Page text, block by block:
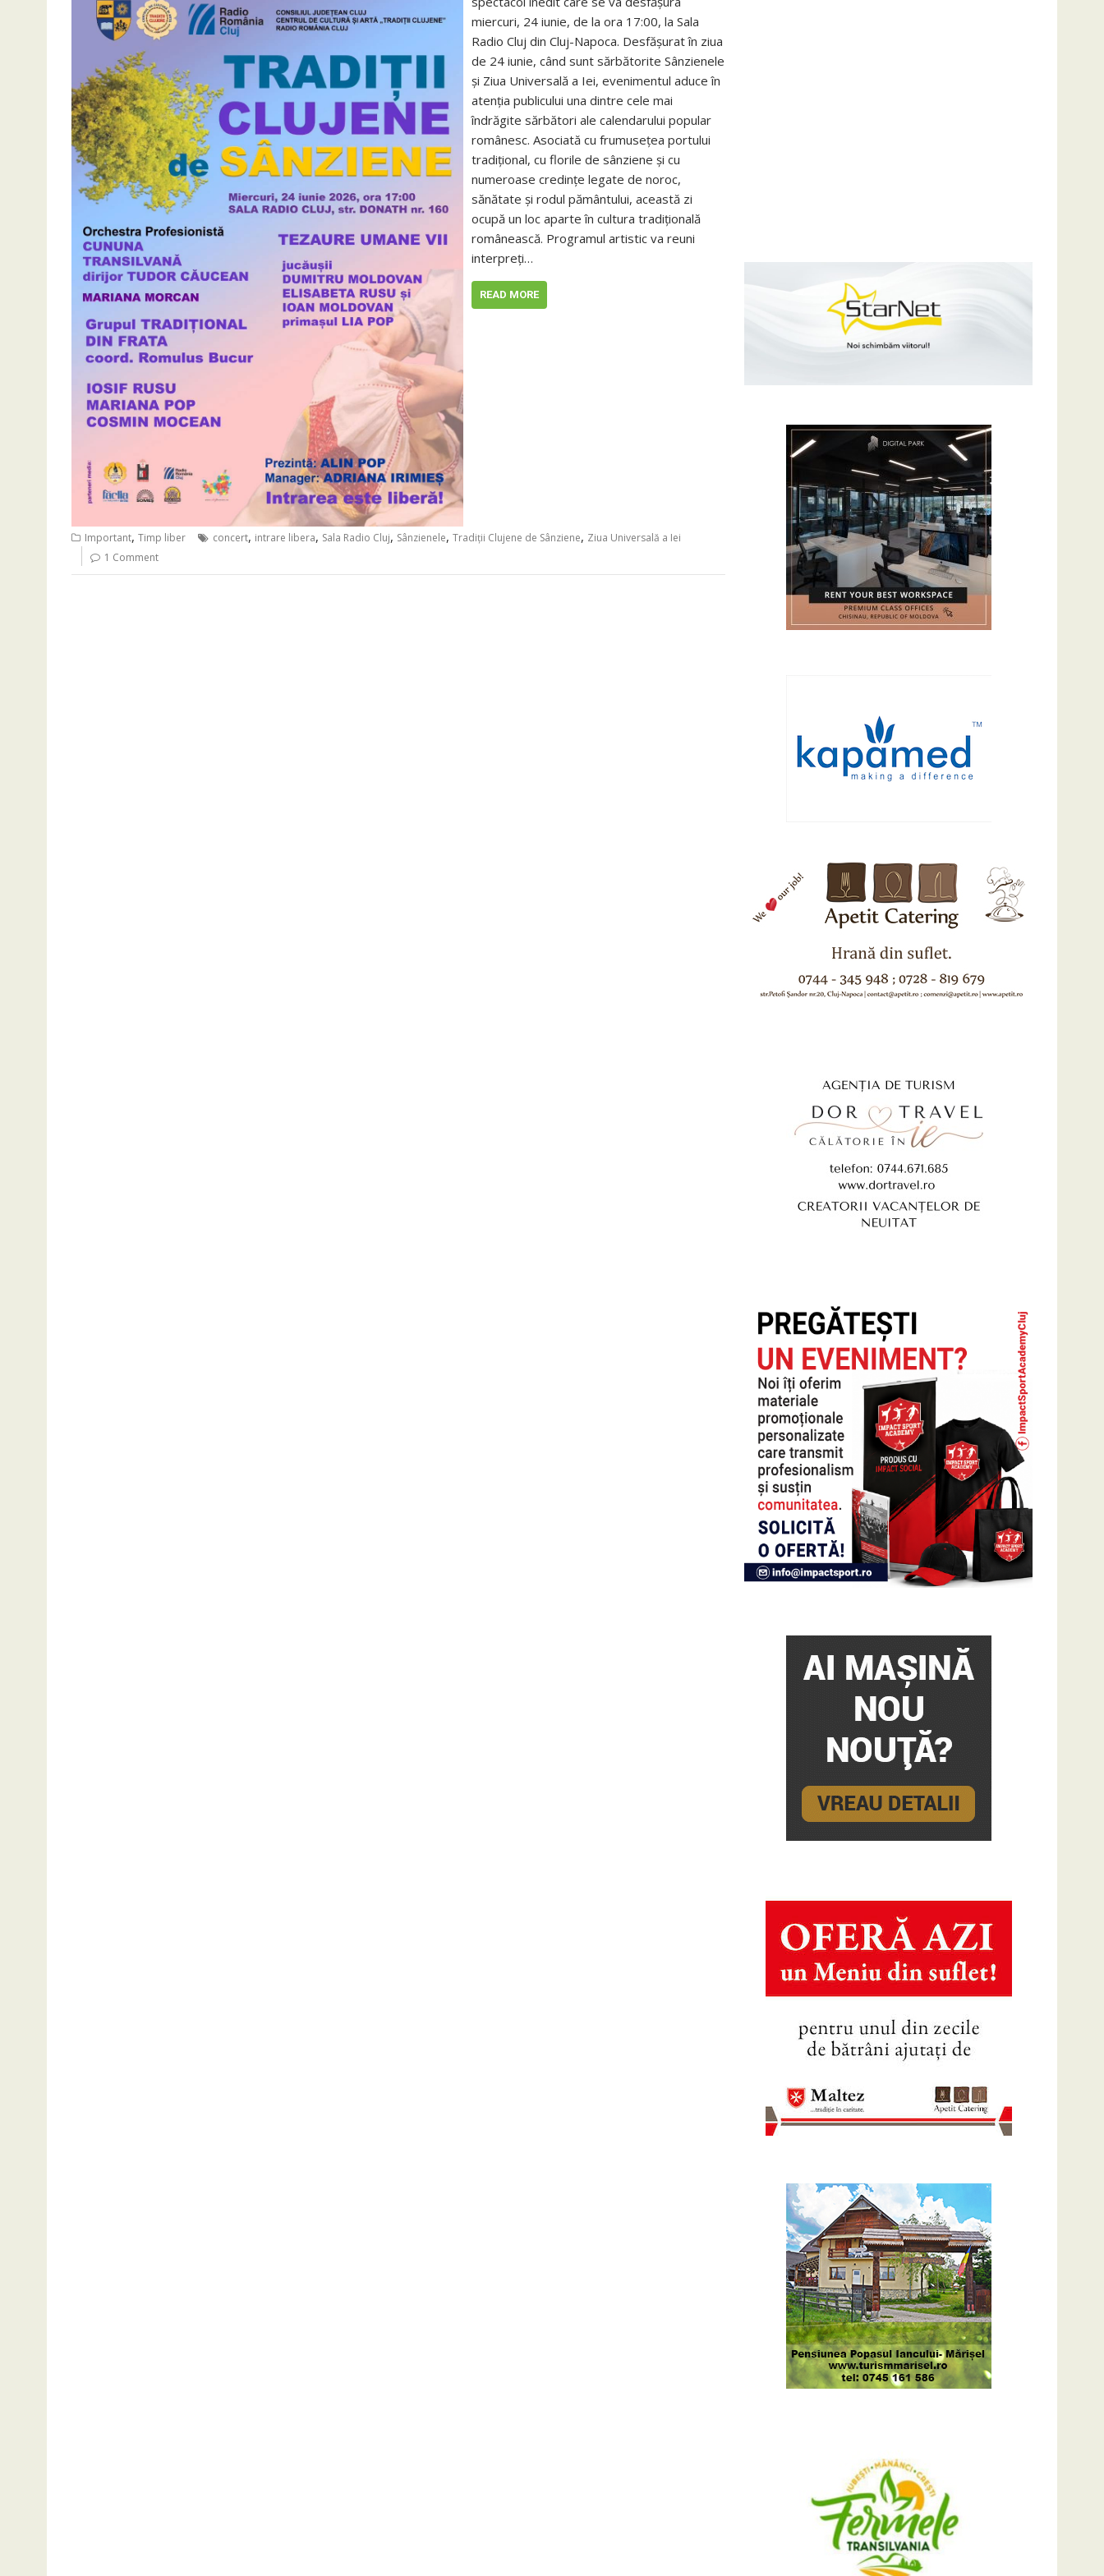
miercuri, 24 iunie, de la ora 17:00, la Sala
Radio Cluj din Cluj-Napoca. Desfășurat în ziua
de 24 iunie, când sunt sărbătorite Sânzienele
și Ziua Universală a Iei, evenimentul aduce în
atenția publicului una dintre cele mai
îndrăgite sărbători ale calendarului popular
românesc. Asociată cu frumusețea portului
tradițional, cu florile de sânziene și cu
numeroase credințe legate de noroc,
sănătate și rodul pământului, această zi
ocupă un loc aparte în cultura tradițională
românească. Programul artistic va reuni
interpreți…
READ MORE
Important, Timp liber concert, intrare libera, Sala Radio Cluj, Sânzienele, Tradiții Clujene de Sânziene, Ziua Universală a Iei
1 Comment